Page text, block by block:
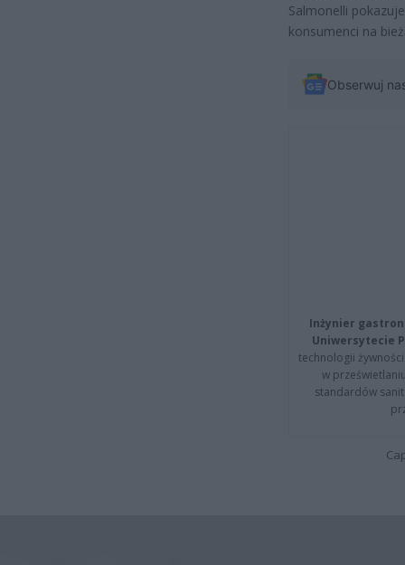
Salmonelli
konsumenci na
Obserwuj
Inżynier
Uniwersytecie
technologii
w
standardów